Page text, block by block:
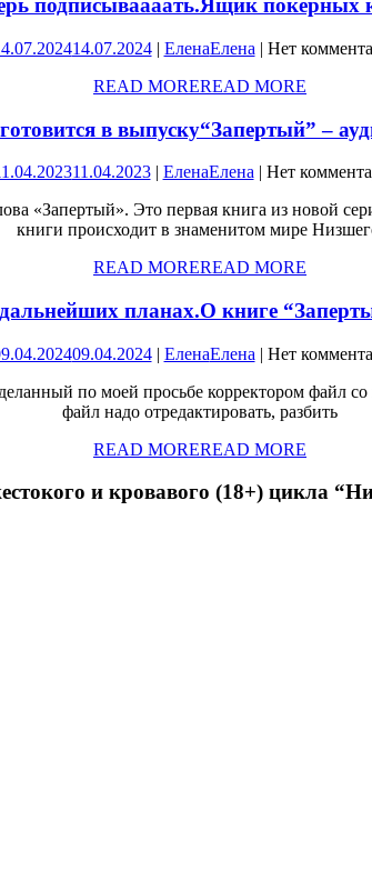
подписываааать.Ящик покерных
14.07.2024 | ЕленаЕлена | Нет
READ MOREREAD MORE
в выпуску“Запертый” –
11.04.2023 | ЕленаЕлена | Нет
«Запертый». Это первая книга из новой
книги происходит в знаменитом мире
READ MOREREAD MORE
планах.О книге
09.04.2024 | ЕленаЕлена | Нет
по моей просьбе корректором файл
файл надо отредактировать, разбить
READ MOREREAD MORE
и кровавого (18+) цикла